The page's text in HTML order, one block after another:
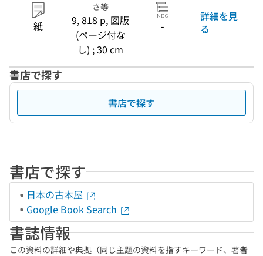
紙
さ等
9, 818 p, 図版
(ページ付な
し) ; 30 cm
-
詳細を見
る
書店で探す
書店で探す
書店で探す
日本の古本屋
Google Book Search
書誌情報
この資料の詳細や典拠（同じ主題の資料を指すキーワード、著者